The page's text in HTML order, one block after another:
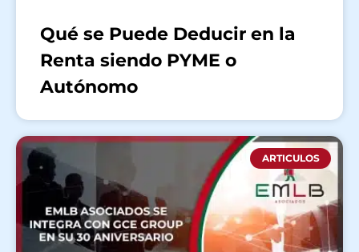
Qué se Puede Deducir en la
Renta siendo PYME o
Autónomo
ARTICULOS